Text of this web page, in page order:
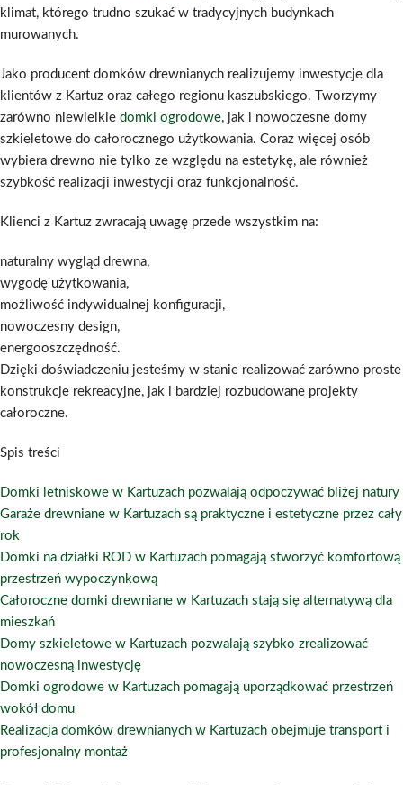
klimat, którego trudno szukać w tradycyjnych budynkach
murowanych.
Jako producent domków drewnianych realizujemy inwestycje dla
klientów z Kartuz oraz całego regionu kaszubskiego. Tworzymy
zarówno niewielkie domki ogrodowe, jak i nowoczesne domy
szkieletowe do całorocznego użytkowania. Coraz więcej osób
wybiera drewno nie tylko ze względu na estetykę, ale również
szybkość realizacji inwestycji oraz funkcjonalność.
Klienci z Kartuz zwracają uwagę przede wszystkim na:
naturalny wygląd drewna,
wygodę użytkowania,
możliwość indywidualnej konfiguracji,
nowoczesny design,
energooszczędność.
Dzięki doświadczeniu jesteśmy w stanie realizować zarówno proste
konstrukcje rekreacyjne, jak i bardziej rozbudowane projekty
całoroczne.
Spis treści
Domki letniskowe w Kartuzach pozwalają odpoczywać bliżej natury
Garaże drewniane w Kartuzach są praktyczne i estetyczne przez cały
rok
Domki na działki ROD w Kartuzach pomagają stworzyć komfortową
przestrzeń wypoczynkową
Całoroczne domki drewniane w Kartuzach stają się alternatywą dla
mieszkań
Domy szkieletowe w Kartuzach pozwalają szybko zrealizować
nowoczesną inwestycję
Domki ogrodowe w Kartuzach pomagają uporządkować przestrzeń
wokół domu
Realizacja domków drewnianych w Kartuzach obejmuje transport i
profesjonalny montaż